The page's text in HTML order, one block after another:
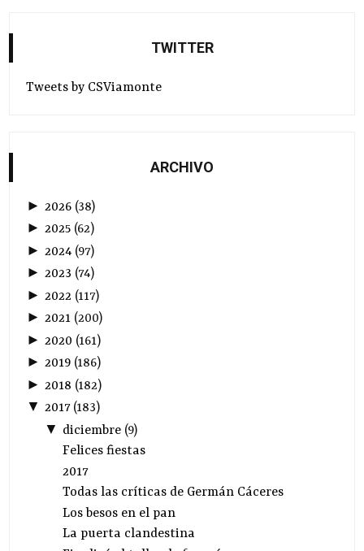
TWITTER
Tweets by CSViamonte
ARCHIVO
► 2026 (38)
►2025 (62)
► 2024 (97)
►2023 (74)
► 2022 (117)
►2021 (200)
► 2020 (161)
►2019 (186)
► 2018 (182)
▼2017(183)
▼ diciembre(9)
Felices fiestas
2017
Todas las críticas de Germán Cáceres
Los besos en el pan
La puerta clandestina